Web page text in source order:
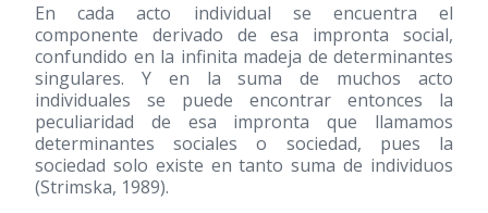
En cada acto individual se encuentra el
componente derivado de esa impronta social,
confundido en la infinita madeja de determinantes
singulares. Y en la suma de muchos acto
individuales se puede encontrar entonces la
peculiaridad de esa impronta que llamamos
determinantes sociales o sociedad, pues la
sociedad solo existe en tanto suma de individuos
(Strimska, 1989).